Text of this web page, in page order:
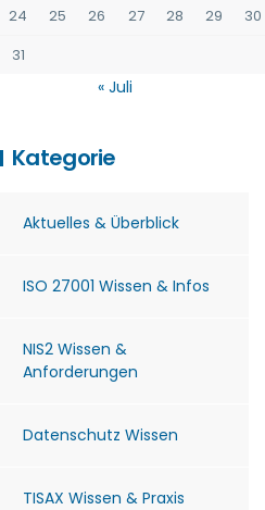
24
25 26 27 28 29
30
31
« Juli
Kategorie
Aktuelles & Überblick
ISO 27001 Wissen & Infos
NIS2 Wissen &
Anforderungen
Datenschutz Wissen
TISAX Wissen & Praxis